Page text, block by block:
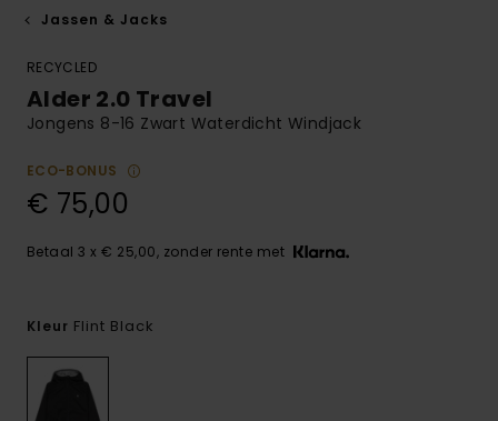
Jassen & Jacks
RECYCLED
Alder 2.0 Travel
Jongens 8-16 Zwart Waterdicht Windjack
ECO-BONUS
€ 75,00
Betaal 3 x € 25,00, zonder rente met
Kleur Flint Black